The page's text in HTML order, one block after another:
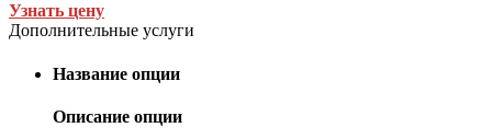
Узнать цену
Дополнительные услуги
Название опции
Описание опции